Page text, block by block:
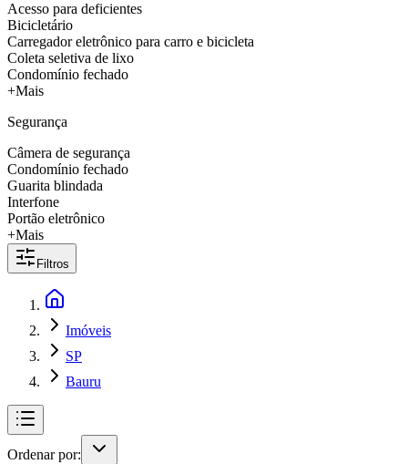
Acesso para deficientes
Bicicletário
Carregador eletrônico para carro e bicicleta
Coleta seletiva de lixo
Condomínio fechado
+Mais
Segurança
Câmera de segurança
Condomínio fechado
Guarita blindada
Interfone
Portão eletrônico
+Mais
Filtros
Imóveis
SP
Bauru
Ordenar por: